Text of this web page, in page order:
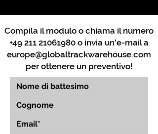
Compila il modulo o chiama il numero
+49 211 21061980 o invia un'e-mail a
europe@globaltrackwarehouse.com
per ottenere un preventivo!